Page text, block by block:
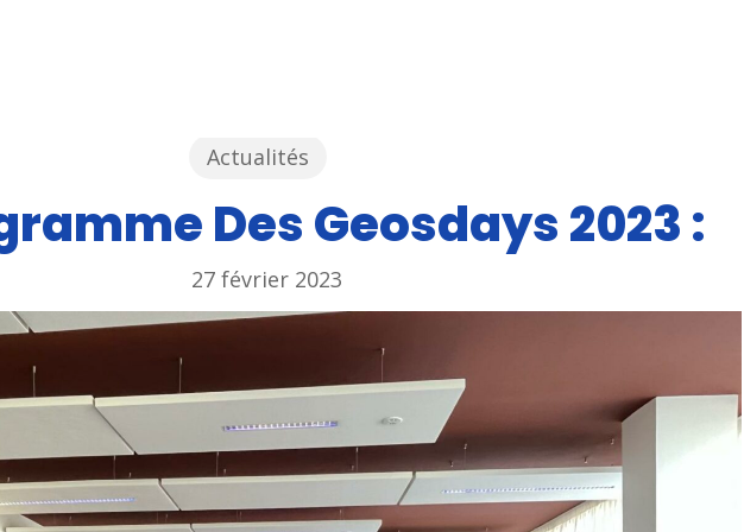
ESC pour fermer
Actualités
Des Geosdays 2023 :
27 février 2023